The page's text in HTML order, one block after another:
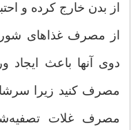
از بدن خارج کرده و
از مصرف غذاهای شور
دوی آنها باعث ایجاد
مصرف غلات